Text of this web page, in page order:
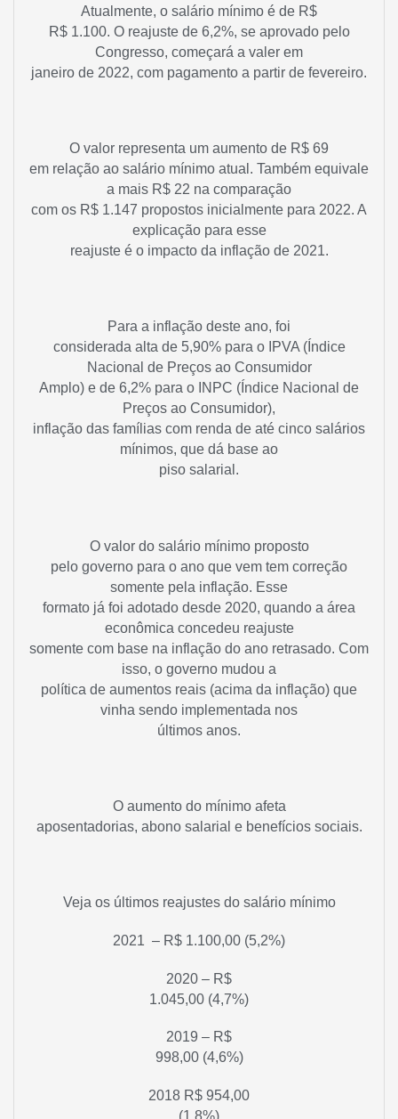
Atualmente, o salário mínimo é de R$
R$ 1.100. O reajuste de 6,2%, se aprovado pelo
Congresso, começará a valer em
janeiro de 2022, com pagamento a partir de fevereiro.
O valor representa um aumento de R$ 69
em relação ao salário mínimo atual. Também equivale
a mais R$ 22 na comparação
com os R$ 1.147 propostos inicialmente para 2022. A
explicação para esse
reajuste é o impacto da inflação de 2021.
Para a inflação deste ano, foi
considerada alta de 5,90% para o IPVA (Índice
Nacional de Preços ao Consumidor
Amplo) e de 6,2% para o INPC (Índice Nacional de
Preços ao Consumidor),
inflação das famílias com renda de até cinco salários
mínimos, que dá base ao
piso salarial.
O valor do salário mínimo proposto
pelo governo para o ano que vem tem correção
somente pela inflação. Esse
formato já foi adotado desde 2020, quando a área
econômica concedeu reajuste
somente com base na inflação do ano retrasado. Com
isso, o governo mudou a
política de aumentos reais (acima da inflação) que
vinha sendo implementada nos
últimos anos.
O aumento do mínimo afeta
aposentadorias, abono salarial e benefícios sociais.
Veja os últimos reajustes do salário mínimo
2021 – R$ 1.100,00 (5,2%)
2020 – R$
1.045,00 (4,7%)
2019 – R$
998,00 (4,6%)
2018 R$ 954,00